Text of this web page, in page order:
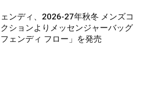
ンディ、2026-27年秋冬 メンズコ
ションよりメッセンジャーバッグ
フェンディ フロー」を発売